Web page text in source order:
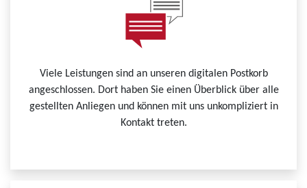
Viele Leistungen sind an unseren digitalen Postkorb
angeschlossen. Dort haben Sie einen Überblick über alle
gestellten Anliegen und können mit uns unkompliziert in
Kontakt treten.